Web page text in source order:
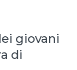
giovani
di